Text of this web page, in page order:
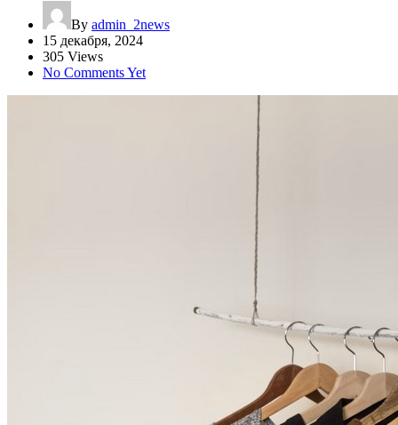
By admin_2news
15 декабря, 2024
305 Views
No Comments Yet